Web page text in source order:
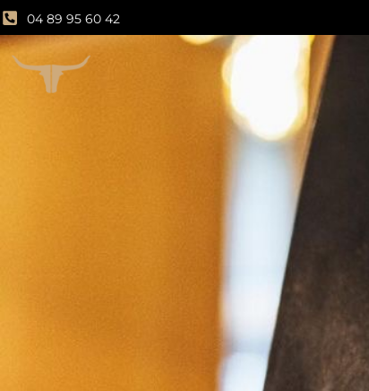
04 89 95 60 42